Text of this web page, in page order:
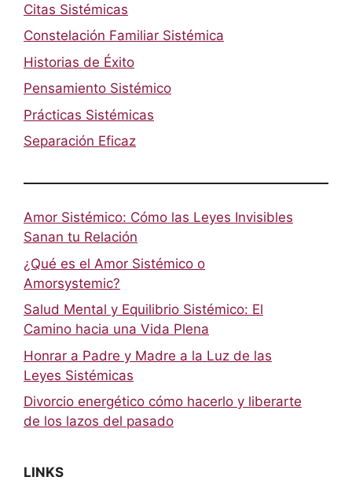
Citas Sistémicas
Constelación Familiar Sistémica
Historias de Éxito
Pensamiento Sistémico
Prácticas Sistémicas
Separación Eficaz
Amor Sistémico: Cómo las Leyes Invisibles
Sanan tu Relación
¿Qué es el Amor Sistémico o
Amorsystemic?
Salud Mental y Equilibrio Sistémico: El
Camino hacia una Vida Plena
Honrar a Padre y Madre a la Luz de las
Leyes Sistémicas
Divorcio energético cómo hacerlo y liberarte
de los lazos del pasado
LINKS